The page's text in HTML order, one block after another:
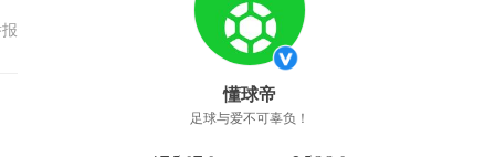
懂球帝
足球与爱不可辜负！